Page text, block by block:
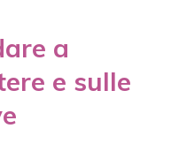
a
e sulle